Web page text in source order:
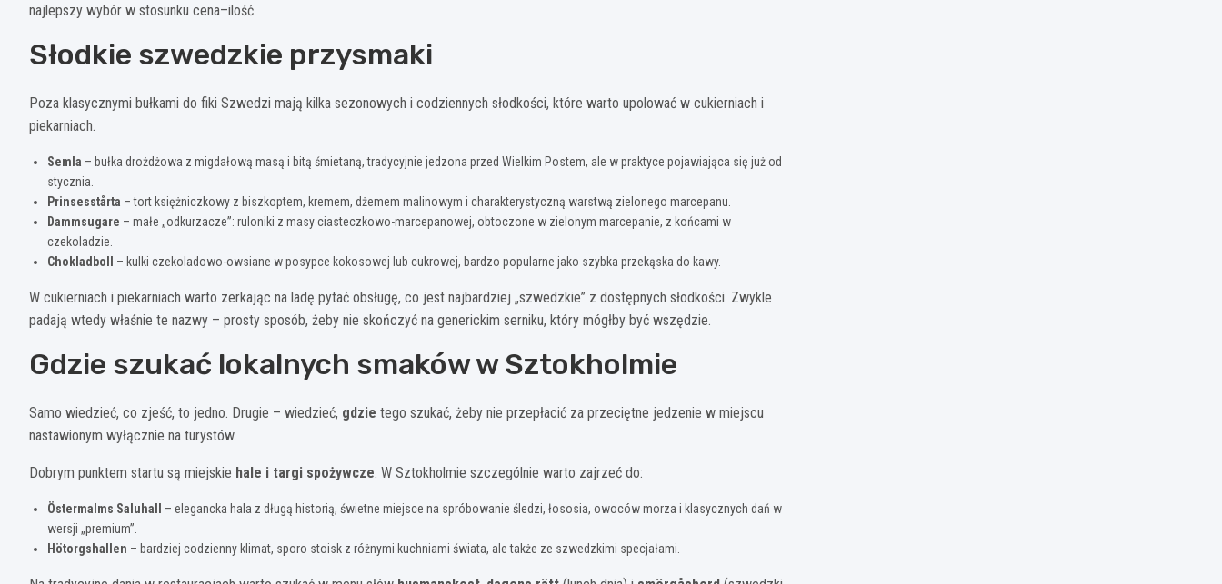
najlepszy wybór w stosunku cena–ilość.
Słodkie szwedzkie przysmaki
Poza klasycznymi bułkami do fiki Szwedzi mają kilka sezonowych i codziennych słodkości, które warto upolować w cukierniach i
piekarniach.
Semla – bułka drożdżowa z migdałową masą i bitą śmietaną, tradycyjnie jedzona przed Wielkim Postem, ale w praktyce pojawiająca się już od
stycznia.
Prinsesstårta – tort księżniczkowy z biszkoptem, kremem, dżemem malinowym i charakterystyczną warstwą zielonego marcepanu.
Dammsugare – małe „odkurzacze”: ruloniki z masy ciasteczkowo-marcepanowej, obtoczone w zielonym marcepanie, z końcami w
czekoladzie.
Chokladboll
– kulki czekoladowo-owsiane w posypce kokosowej lub cukrowej, bardzo popularne jako szybka przekąska do kawy.
W cukierniach i piekarniach warto zerkając na ladę pytać obsługę, co jest najbardziej „szwedzkie” z dostępnych słodkości. Zwykle
padają wtedy właśnie te nazwy – prosty sposób, żeby nie skończyć na generickim serniku, który mógłby być wszędzie.
Gdzie szukać lokalnych smaków w Sztokholmie
Samo wiedzieć, co zjeść, to jedno. Drugie – wiedzieć, gdzie tego szukać, żeby nie przepłacić za przeciętne jedzenie w miejscu
nastawionym wyłącznie na turystów.
Dobrym punktem startu są miejskie hale i targi spożywcze. W Sztokholmie szczególnie warto zajrzeć do:
Östermalms Saluhall
– elegancka hala z długą historią, świetne miejsce na spróbowanie śledzi, łososia, owoców morza i klasycznych dań w
wersji „premium”.
Hötorgshallen – bardziej codzienny klimat, sporo stoisk z różnymi kuchniami świata, ale także ze szwedzkimi specjałami.